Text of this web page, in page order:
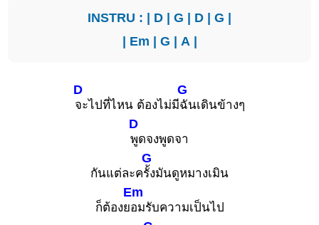
INSTRU : | D | G | D | G |
| Em | G | A|
D
จะไปที่ไหน ต้องไม่มี
G
ฉันเดินข้างๆ
D
พูดจงพูดจา
กันแต่ละค
G
รั้งมันดูหมางเมิน
ก็ต้องย
Em
อมรับความเป็นไป